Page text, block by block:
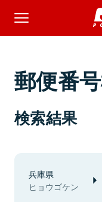
郵便番
検索結果
兵庫県
ヒョウゴケン